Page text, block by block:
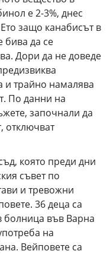
е 2-3%, днес
защо канабисът в
бива да се
Дори да не доведе
и трайно намалява
По данни на
започнали да
отключват
която преди дни
съвет по
и тревожни
36 деца са
болница във Варна
на
Вейповете са